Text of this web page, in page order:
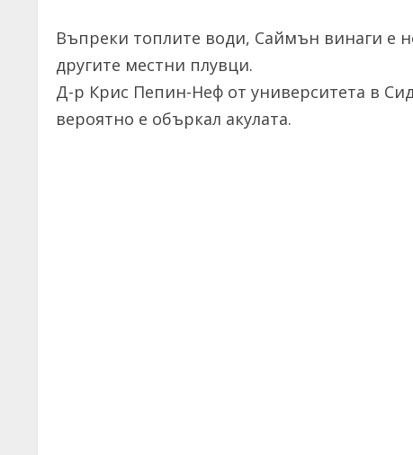
Въпреки топлите води, Саймън винаги е
другите местни плувци.
Д-р Крис Пепин-Неф от университета в
вероятно е объркал акулата.